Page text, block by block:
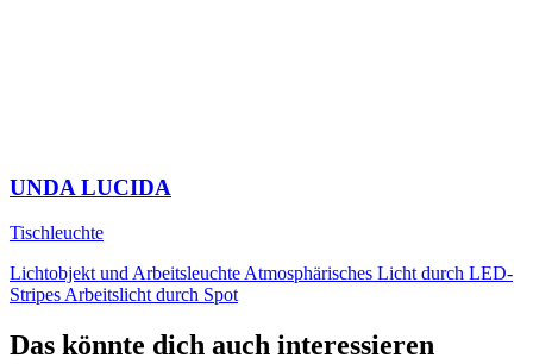
UNDA LUCIDA
Tischleuchte
Lichtobjekt und Arbeitsleuchte Atmosphärisches Licht durch LED-
Stripes Arbeitslicht durch Spot
Das könnte dich auch interessieren